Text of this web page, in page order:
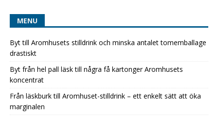
MENU
Byt till Aromhusets stilldrink och minska antalet tomemballage
drastiskt
Byt från hel pall läsk till några få kartonger Aromhusets
koncentrat
Från läskburk till Aromhuset-stilldrink – ett enkelt sätt att öka
marginalen